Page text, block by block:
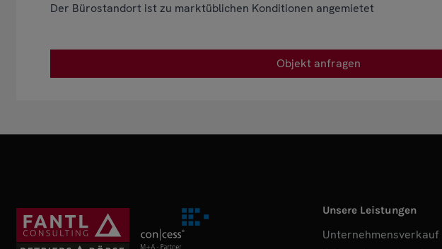
Der Bürostandort ist zu marktüblichen Konditionen angemietet
Objekt anfragen
Unsere Leistungen
Unternehmensverkauf